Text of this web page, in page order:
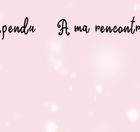
A ma